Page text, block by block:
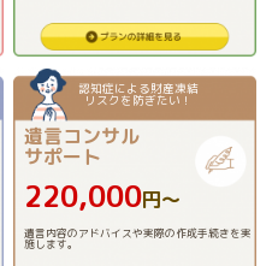
認知症による財産凍結
リスクを防ぎたい！
遺言コンサル
サポート
220,000円〜
遺言内容のアドバイスや実際の作成手続きを実
施します。